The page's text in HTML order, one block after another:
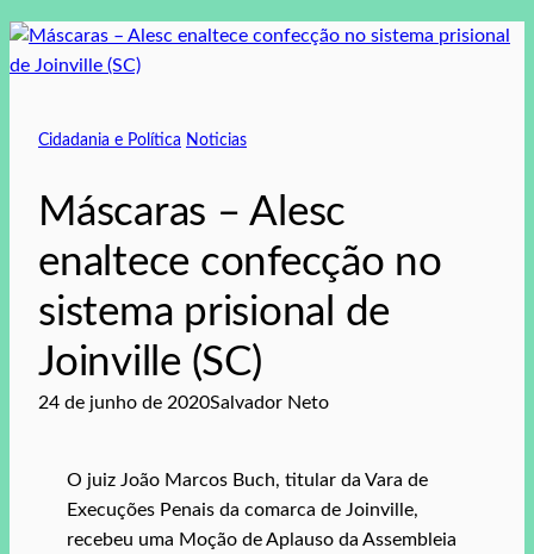
Cidadania e Política Noticias
Máscaras – Alesc
enaltece confecção no
sistema prisional de
Joinville (SC)
24 de junho de 2020Salvador Neto
O juiz João Marcos Buch, titular da Vara de
Execuções Penais da comarca de Joinville,
recebeu uma Moção de Aplauso da Assembleia